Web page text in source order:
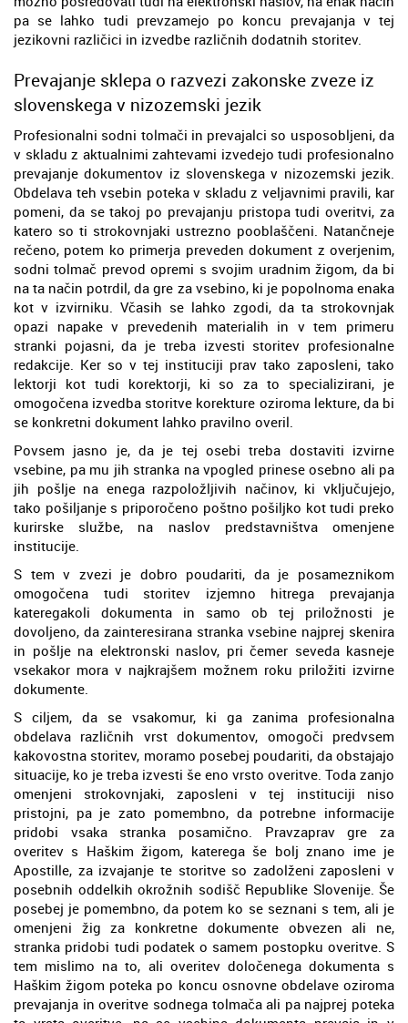
pa se lahko tudi prevzamejo po koncu prevajanja v tej
jezikovni različici in izvedbe različnih dodatnih storitev.
Prevajanje sklepa o razvezi zakonske zveze iz
slovenskega v nizozemski jezik
Profesionalni sodni tolmači in prevajalci so usposobljeni, da
v skladu z aktualnimi zahtevami izvedejo tudi profesionalno
prevajanje dokumentov iz slovenskega v nizozemski jezik.
Obdelava teh vsebin poteka v skladu z veljavnimi pravili, kar
pomeni, da se takoj po prevajanju pristopa tudi overitvi, za
katero so ti strokovnjaki ustrezno pooblaščeni. Natančneje
rečeno, potem ko primerja preveden dokument z overjenim,
sodni tolmač prevod opremi s svojim uradnim žigom, da bi
na ta način potrdil, da gre za vsebino, ki je popolnoma enaka
kot v izvirniku. Včasih se lahko zgodi, da ta strokovnjak
opazi napake v prevedenih materialih in v tem primeru
stranki pojasni, da je treba izvesti storitev profesionalne
redakcije. Ker so v tej instituciji prav tako zaposleni, tako
lektorji kot tudi korektorji, ki so za to specializirani, je
omogočena izvedba storitve korekture oziroma lekture, da bi
se konkretni dokument lahko pravilno overil.
Povsem jasno je, da je tej osebi treba dostaviti izvirne
vsebine, pa mu jih stranka na vpogled prinese osebno ali pa
jih pošlje na enega razpoložljivih načinov, ki vključujejo,
tako pošiljanje s priporočeno poštno pošiljko kot tudi preko
kurirske službe, na naslov predstavništva omenjene
institucije.
S tem v zvezi je dobro poudariti, da je posameznikom
omogočena tudi storitev izjemno hitrega prevajanja
kateregakoli dokumenta in samo ob tej priložnosti je
dovoljeno, da zainteresirana stranka vsebine najprej skenira
in pošlje na elektronski naslov, pri čemer seveda kasneje
vsekakor mora v najkrajšem možnem roku priložiti izvirne
dokumente.
S ciljem, da se vsakomur, ki ga zanima profesionalna
obdelava različnih vrst dokumentov, omogoči predvsem
kakovostna storitev, moramo posebej poudariti, da obstajajo
situacije, ko je treba izvesti še eno vrsto overitve. Toda zanjo
omenjeni strokovnjaki, zaposleni v tej instituciji niso
pristojni, pa je zato pomembno, da potrebne informacije
pridobi vsaka stranka posamično. Pravzaprav gre za
overitev s Haškim žigom, katerega še bolj znano ime je
Apostille, za izvajanje te storitve so zadolženi zaposleni v
posebnih oddelkih okrožnih sodišč Republike Slovenije. Še
posebej je pomembno, da potem ko se seznani s tem, ali je
omenjeni žig za konkretne dokumente obvezen ali ne,
stranka pridobi tudi podatek o samem postopku overitve. S
tem mislimo na to, ali overitev določenega dokumenta s
Haškim žigom poteka po koncu osnovne obdelave oziroma
prevajanja in overitve sodnega tolmača ali pa najprej poteka